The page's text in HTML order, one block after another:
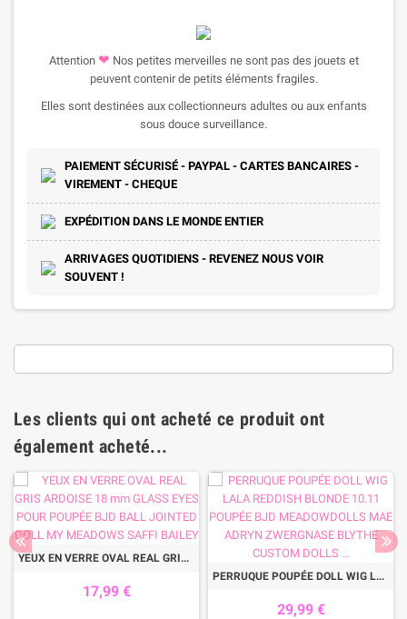
Attention ❤ Nos petites merveilles ne sont pas des jouets et
peuvent contenir de petits éléments fragiles.
Elles sont destinées aux collectionneurs adultes ou aux enfants
sous douce surveillance.
PAIEMENT SÉCURISÉ - PAYPAL - CARTES BANCAIRES -
VIREMENT - CHEQUE
EXPÉDITION DANS LE MONDE ENTIER
ARRIVAGES QUOTIDIENS - REVENEZ NOUS VOIR
SOUVENT !
Les clients qui ont acheté ce produit ont
également acheté...
YEUX EN VERRE OVAL REAL GRIS ARDOISE 18 mm GLASS EYES POUR POUPÉE BJD BALL JOINTED DOLL MY MEADOWS SAFFI BAILEY
17,99 €
PERRUQUE POUPÉE DOLL WIG LALA REDDISH BLONDE 10.11 POUPÉE BJD MEADOWDOLLS MAE ADRYN ZWERGNASE BLYTHE CUSTOM DOLLS ...
29,99 €